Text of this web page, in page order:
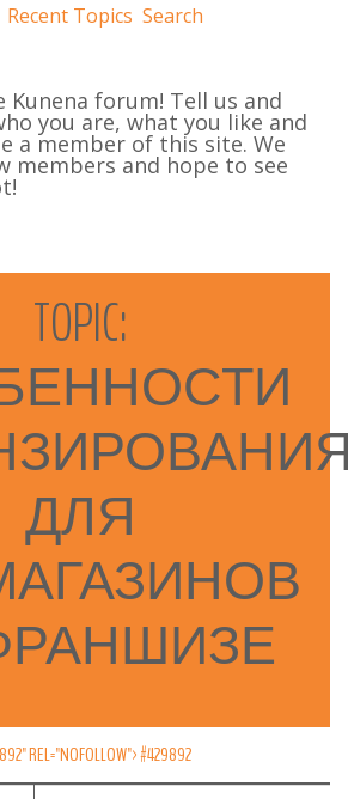
Recent Topics Search
Kunena forum! Tell us and
you are, what you like and
a member of this site. We
members and hope to see
TOPIC:
ДЛЯ
REL="NOFOLLOW">#429892